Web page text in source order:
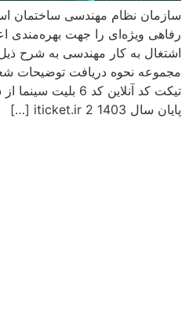
سازمان نظام مهندسی ساختمان
رفاهی ویژه‌ای را جهت بهره‌مندی
اشتغال به کار مهندسی به شرح
تیکت کد آنلاین کد
پایان سال 1403 iticket.ir 2 […]